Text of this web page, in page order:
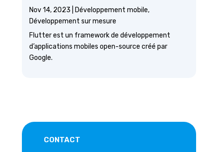
Nov 14, 2023 Développement mobile,
Développement sur mesure
Flutter est un framework de développement
d’applications mobiles open-source créé par
Google.
CONTACT